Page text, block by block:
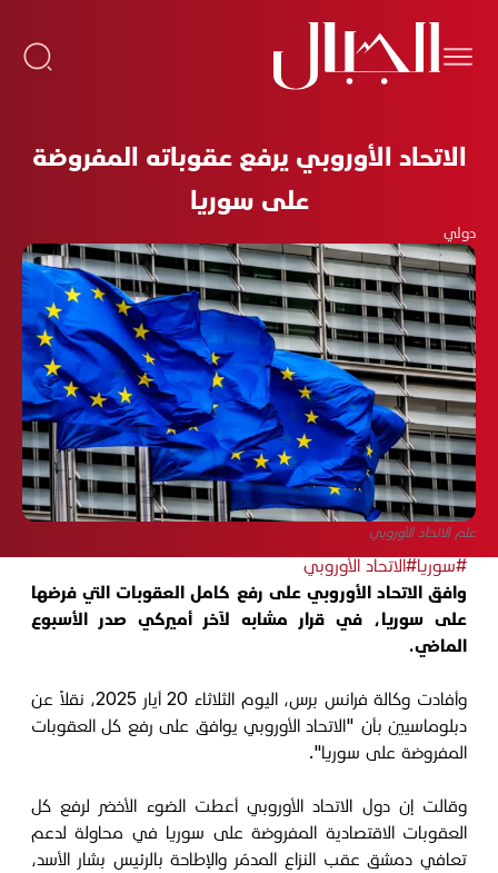
الاتحاد الأوروبي يرفع عقوباته المفروضة
على سوريا
دولي
علم الاتحاد الأوروبي
#سوريا#الاتحاد الأوروبي
وافق الاتحاد الأوروبي على رفع كامل العقوبات التي فرضها
على سوريا، في قرار مشابه لآخر أميركي صدر الأسبوع
الماضي.
وأفادت وكالة فرانس برس، اليوم الثلاثاء 20 أيار 2025، نقلاً عن
دبلوماسيين بأن "الاتحاد الأوروبي يوافق على رفع كل العقوبات
المفروضة على سوريا".
وقالت إن دول الاتحاد الأوروبي أعطت الضوء الأخضر لرفع كل
العقوبات الاقتصادية المفروضة على سوريا في محاولة لدعم
تعافي دمشق عقب النزاع المدمّر والإطاحة بالرئيس بشار الأسد،